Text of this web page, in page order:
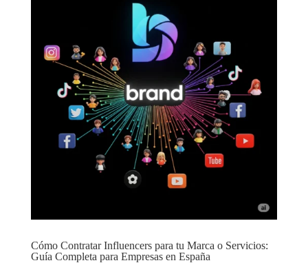
Cómo Contratar Influencers para tu Marca o Servicios:
Guía Completa para Empresas en España